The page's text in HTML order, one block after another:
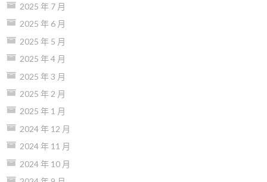
2025 年 7 月
2025 年 6 月
2025 年 5 月
2025 年 4 月
2025 年 3 月
2025 年 2 月
2025 年 1 月
2024 年 12 月
2024 年 11 月
2024 年 10 月